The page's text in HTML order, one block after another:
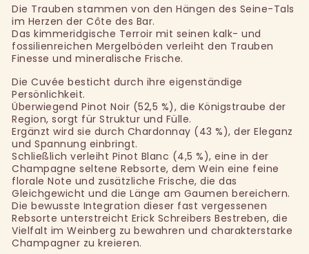
Die Trauben stammen von den Hängen des Seine-Tals
im Herzen der Côte des Bar.
Das kimmeridgische Terroir mit seinen kalk- und
fossilienreichen Mergelböden verleiht den Trauben
Finesse und mineralische Frische.
Die Cuvée besticht durch ihre eigenständige
Persönlichkeit.
Überwiegend Pinot Noir (52,5 %), die Königstraube der
Region, sorgt für Struktur und Fülle.
Ergänzt wird sie durch Chardonnay (43 %), der Eleganz
und Spannung einbringt.
Schließlich verleiht Pinot Blanc (4,5 %), eine in der
Champagne seltene Rebsorte, dem Wein eine feine
florale Note und zusätzliche Frische, die das
Gleichgewicht und die Länge am Gaumen bereichern.
Die bewusste Integration dieser fast vergessenen
Rebsorte unterstreicht Erick Schreibers Bestreben, die
Vielfalt im Weinberg zu bewahren und charakterstarke
Champagner zu kreieren.